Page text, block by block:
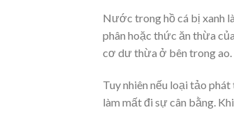
Nước trong hồ cá bị xanh
phân hoặc thức ăn thừa
cơ dư thừa ở bên trong ao.
Tuy nhiên nếu loại tảo
làm mất đi sự cân bằng.